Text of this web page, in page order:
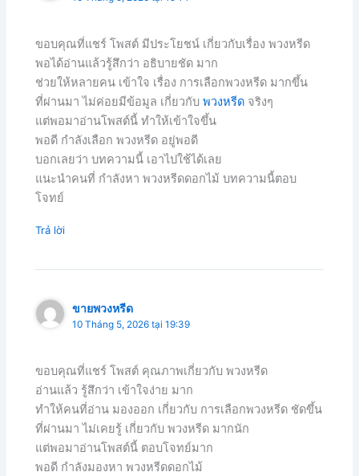
ขอบคุณที่แชร์ โพสต์ มีประโยชน์ เกี่ยวกับเรื่อง พวงหรีด
พอได้อ่านแล้วรู้สึกว่า อธิบายชัด มาก
ช่วยให้หลายคน เข้าใจ เรื่อง การเลือกพวงหรีด มากขึ้น
ที่ผ่านมา ไม่ค่อยมีข้อมูล เกี่ยวกับพวงหรีด จริงๆ
แต่พอมาอ่านโพสต์นี้ ทำให้เข้าใจขึ้น
พอดี กำลังเลือก พวงหรีด อยู่พอดี
บอกเลยว่า บทความนี้ เอาไปใช้ได้เลย
แนะนำคนที่ กำลังหา พวงหรีดดอกไม้ บทความนี้ตอบ
โจทย์
Trả lời
ขายพวงหรีด
10 Tháng 5, 2026 tại 19:39
ขอบคุณที่แชร์ โพสต์ คุณภาพเกี่ยวกับ พวงหรีด
อ่านแล้ว รู้สึกว่า เข้าใจง่าย มาก
ทำให้คนที่อ่าน มองออก เกี่ยวกับ การเลือกพวงหรีด ชัดขึ้น
ที่ผ่านมา ไม่เคยรู้ เกี่ยวกับ พวงหรีด มากนัก
แต่พอมาอ่านโพสต์นี้ ตอบโจทย์มาก
พอดี กำลังมองหา พวงหรีดดอกไม้